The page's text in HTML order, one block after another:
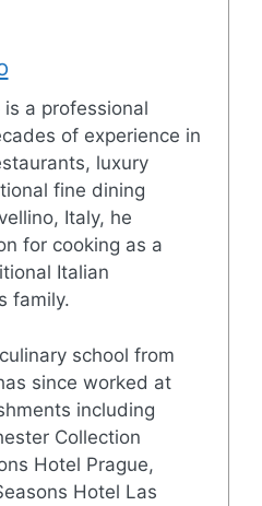
a professional
of experience in
luxury
fine dining
Italy, he
for cooking as a
Italian
family.
school from
since worked at
including
Collection
Hotel Prague,
Hotel Las